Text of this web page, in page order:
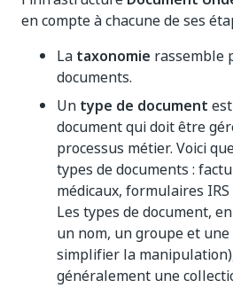
en compte à chacune de ses
La taxonomie rassemble
documents.
Un type de document
document qui doit être
processus métier. Voici
types de documents :
médicaux, formulaires
Les types de document,
un nom, un groupe et
simplifier la
généralement une